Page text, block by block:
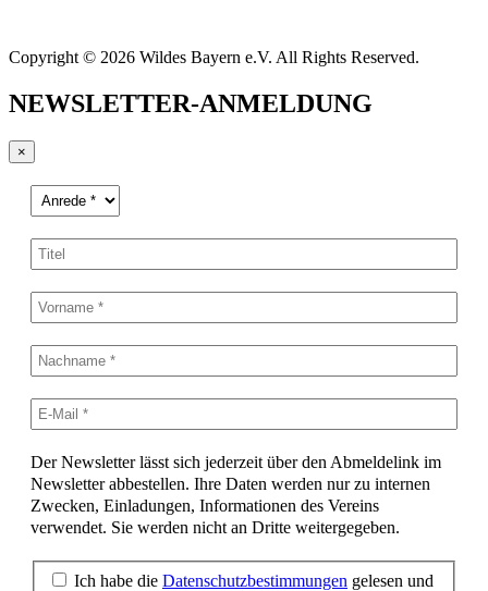
Copyright © 2026 Wildes Bayern e.V. All Rights Reserved.
NEWSLETTER-ANMELDUNG
×
Der Newsletter lässt sich jederzeit über den Abmeldelink im
Newsletter abbestellen. Ihre Daten werden nur zu internen
Zwecken, Einladungen, Informationen des Vereins
verwendet. Sie werden nicht an Dritte weitergegeben.
Ich habe die Datenschutzbestimmungen gelesen und